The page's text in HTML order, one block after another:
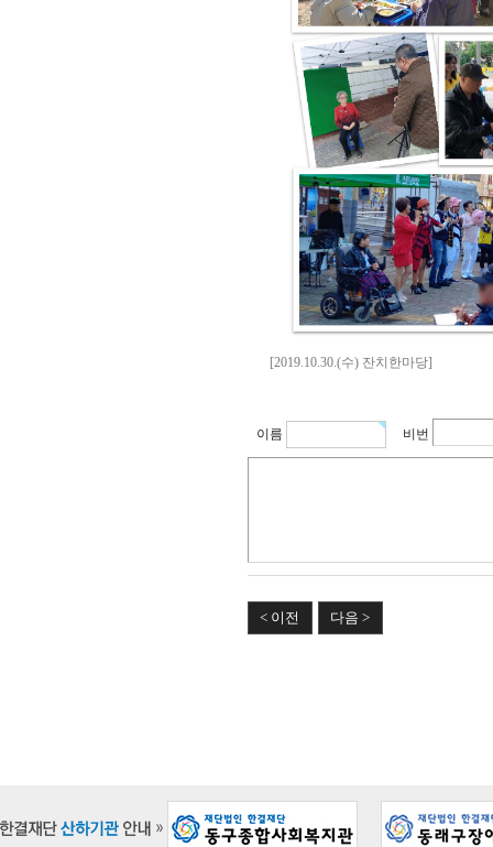
[2019.10.30.(수) 잔치한마당]
이름 비번
< 이전 다음 >